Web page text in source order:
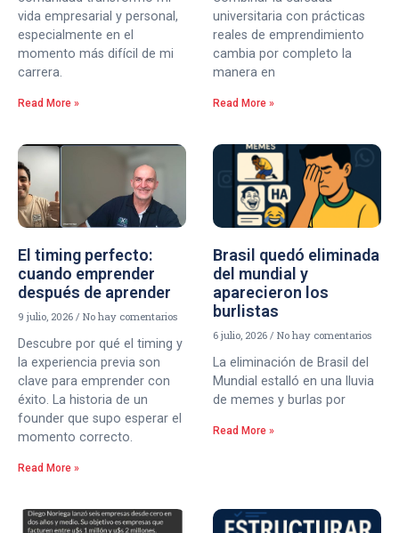
vida empresarial y personal,
especialmente en el
momento más difícil de mi
carrera.
Read More »
universitaria con prácticas
reales de emprendimiento
cambia por completo la
manera en
Read More »
El timing perfecto:
cuando emprender
después de aprender
9 julio, 2026 No hay comentarios
Descubre por qué el timing y
la experiencia previa son
clave para emprender con
éxito. La historia de un
founder que supo esperar el
momento correcto.
Read More »
Brasil quedó eliminada
del mundial y
aparecieron los
burlistas
6 julio, 2026 No hay comentarios
La eliminación de Brasil del
Mundial estalló en una lluvia
de memes y burlas por
Read More »